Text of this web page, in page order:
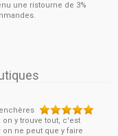
une ristourne de 3%
y trouve tout, c'est
ne peut que y faire